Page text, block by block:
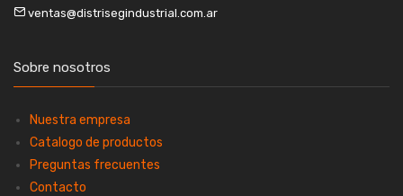
ventas@distrisegindustrial.com.ar
Sobre nosotros
Nuestra empresa
Catalogo de productos
Preguntas frecuentes
Contacto